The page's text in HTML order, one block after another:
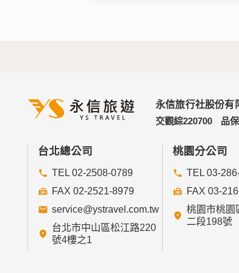
永信旅行社股份有
交觀綜220700
品
台北總公司
TEL 02-2508-0789
FAX 02-2521-8979
service@ystravel.com.tw
台北市中山區松江路220
號4樓之1
桃園分公司
TEL 03-
FAX 03-
桃園市桃園
二段198號